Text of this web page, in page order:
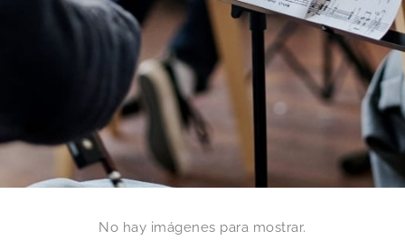
No hay imágenes para mostrar.